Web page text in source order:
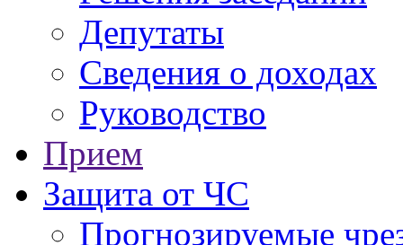
Депутаты
Сведения о доходах
Руководство
Прием
Защита от ЧС
Прогнозируемые